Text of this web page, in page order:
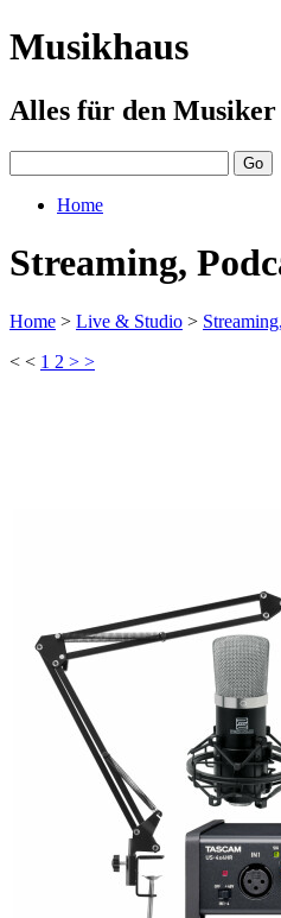
Musikhaus
Alles für den Musiker
Home
Streaming,
Home > Live & Studio >
< < 1 2 > >